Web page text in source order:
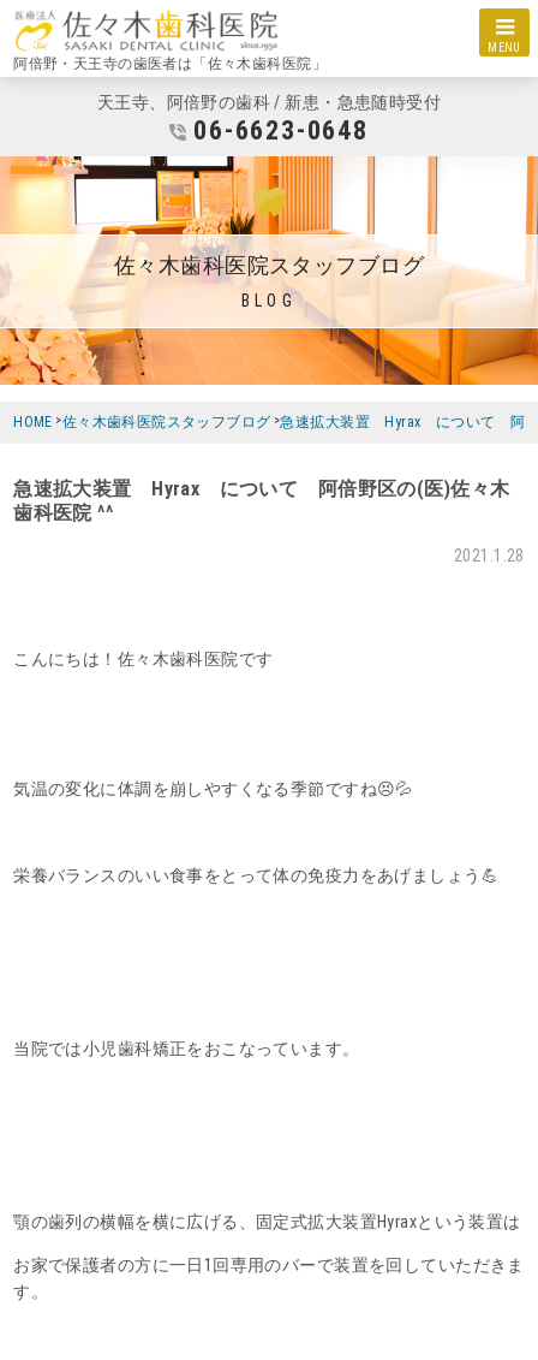
阿倍野・天王寺の歯医者は「佐々木歯科医院」
MENU
天王寺、阿倍野の歯科 / 新患・急患随時受付
06-6623-0648
佐々木歯科医院スタッフブログ
BLOG
HOME 佐々木歯科医院スタッフブログ 急速拡大装置 Hyrax について 阿倍
急速拡大装置 Hyrax について 阿倍野区の(医)佐々木
歯科医院 ^^
2021.1.28
こんにちは！佐々木歯科医院です
気温の変化に体調を崩しやすくなる季節ですね😣💦
栄養バランスのいい食事をとって体の免疫力をあげましょう💪
当院では小児歯科矯正をおこなっています。
顎の歯列の横幅を横に広げる、固定式拡大装置Hyraxという装置は
お家で保護者の方に一日1回専用のバーで装置を回していただきま
す。